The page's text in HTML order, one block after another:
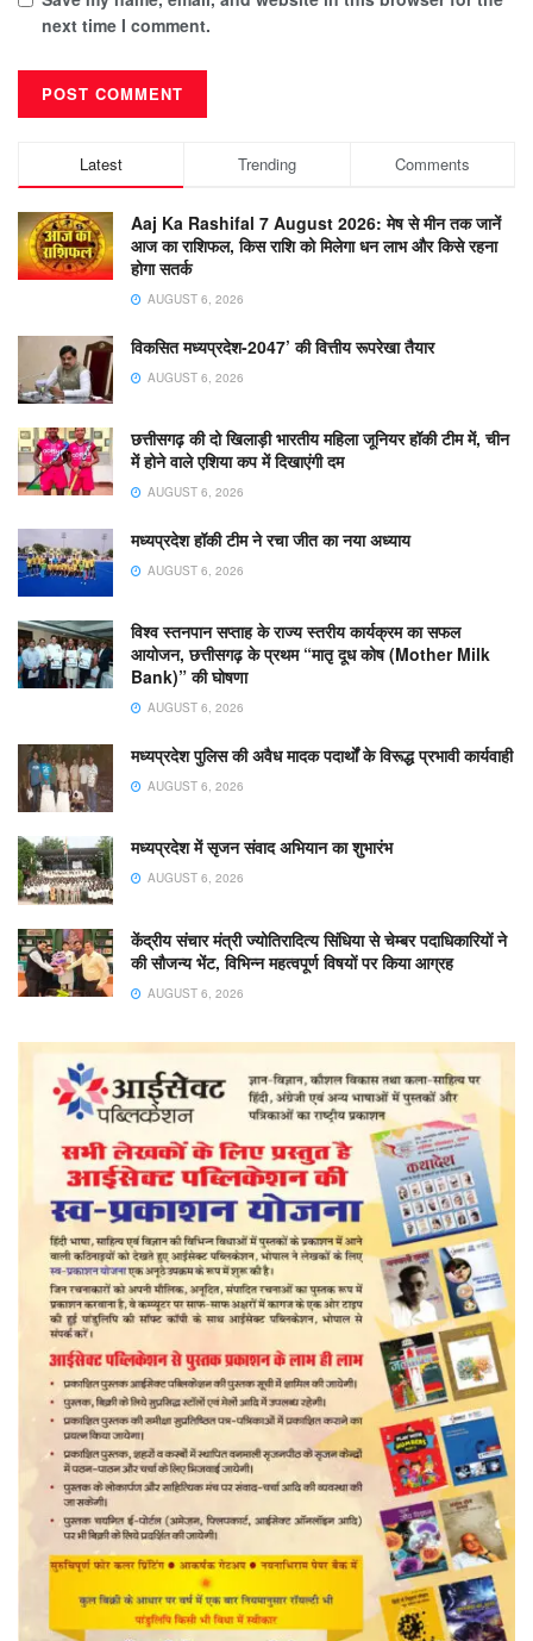
next time I comment.
Latest Trending Comments
Aaj Ka Rashifal 7 August 2026: मेष से मीन तक जानें
आज का राशिफल, किस राशि को मिलेगा धन लाभ और किसे रहना
होगा सतर्क
AUGUST 6, 2026
विकसित मध्यप्रदेश-2047’ की वित्तीय रूपरेखा तैयार
AUGUST 6, 2026
छत्तीसगढ़ की दो खिलाड़ी भारतीय महिला जूनियर हॉकी टीम में, चीन
में होने वाले एशिया कप में दिखाएंगी दम
AUGUST 6, 2026
मध्यप्रदेश हॉकी टीम ने रचा जीत का नया अध्याय
AUGUST 6, 2026
विश्व स्तनपान सप्ताह के राज्य स्तरीय कार्यक्रम का सफल
आयोजन, छत्तीसगढ़ के प्रथम “मातृ दूध कोष (Mother Milk
Bank)” की घोषणा
AUGUST 6, 2026
मध्यप्रदेश पुलिस की अवैध मादक पदार्थों के विरूद्ध प्रभावी कार्यवाही
AUGUST 6, 2026
मध्यप्रदेश में सृजन संवाद अभियान का शुभारंभ
AUGUST 6, 2026
केंद्रीय संचार मंत्री ज्योतिरादित्य सिंधिया से चेम्बर पदाधिकारियों ने
की सौजन्य भेंट, विभिन्न महत्वपूर्ण विषयों पर किया आग्रह
AUGUST 6, 2026